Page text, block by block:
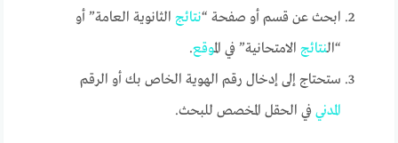
ابحث عن قسم أو صفحة “نتائج الثانوية العامة” أو
“النتائج الامتحانية” في الموقع.
ستحتاج إلى إدخال رقم الهوية الخاص بك أو الرقم
المدني في الحقل المخصص للبحث.